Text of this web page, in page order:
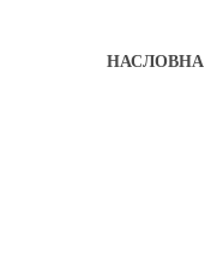
НАСЛОВНА